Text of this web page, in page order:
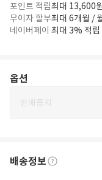
포인트 적립최대 13,600
무이자 할부최대 6개월 /
네이버페이 최대 3% 적립
옵션
판매중지
배송정보